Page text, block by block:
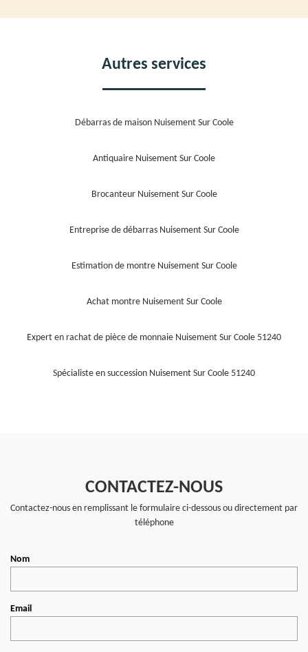
Autres services
Débarras de maison Nuisement Sur Coole
Antiquaire Nuisement Sur Coole
Brocanteur Nuisement Sur Coole
Entreprise de débarras Nuisement Sur Coole
Estimation de montre Nuisement Sur Coole
Achat montre Nuisement Sur Coole
Expert en rachat de pièce de monnaie Nuisement Sur Coole 51240
Spécialiste en succession Nuisement Sur Coole 51240
CONTACTEZ-NOUS
Contactez-nous en remplissant le formulaire ci-dessous ou directement par
téléphone
Nom
Email